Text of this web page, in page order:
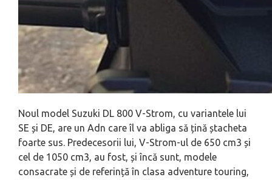
Noul model Suzuki DL 800 V-Strom, cu variantele lui
SE și DE, are un Adn care îl va abliga să țină ștacheta
foarte sus. Predecesorii lui, V-Strom-ul de 650 cm3 și
cel de 1050 cm3, au fost, și încă sunt, modele
consacrate și de referință în clasa adventure touring,